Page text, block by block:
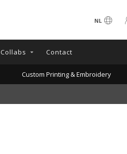
NL
Collabs Contact
Custom Printing & Embroidery